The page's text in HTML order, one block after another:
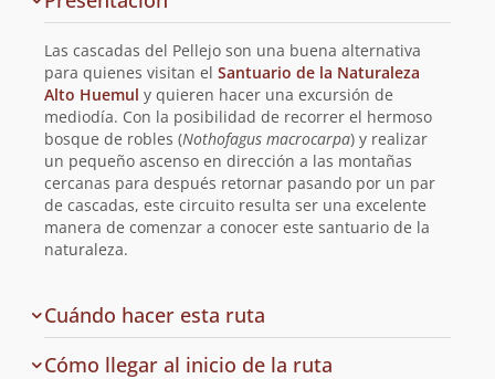
y
planificación
de
la
ruta
Las cascadas del Pellejo son una buena alternativa
para quienes visitan el Santuario de la Naturaleza
Alto Huemul y quieren hacer una excursión de
mediodía. Con la posibilidad de recorrer el hermoso
bosque de robles (Nothofagus macrocarpa) y realizar
un pequeño ascenso en dirección a las montañas
cercanas para después retornar pasando por un par
de cascadas, este circuito resulta ser una excelente
manera de comenzar a conocer este santuario de la
naturaleza.
Cuándo hacer esta ruta
Cómo llegar al inicio de la ruta